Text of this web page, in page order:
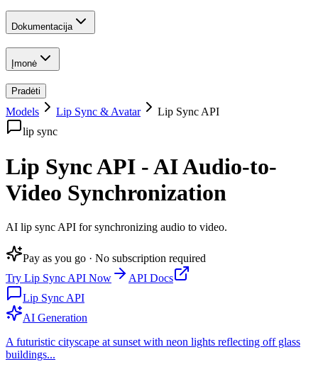
Dokumentacija
Įmonė
Pradėti
Models Lip Sync & Avatar
Lip Sync API
lip sync
Lip Sync API - AI Audio-to-
Video Synchronization
AI lip sync API for synchronizing audio to video.
Pay as you go · No subscription required
Try Lip Sync API Now
API Docs
Lip Sync API
AI Generation
A futuristic cityscape at sunset with neon lights reflecting off glass
buildings...